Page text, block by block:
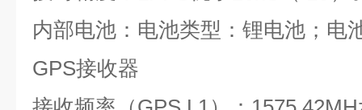
内部电池：电池类型：锂电池；电
GPS接收器